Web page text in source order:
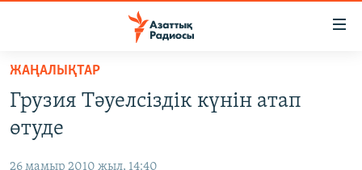
Skip
main
content
to
САЯСАТ
AZATTYQTV
ЖАҢАЛЫҚТАР
Грузия Тәуелсіздік күнін атап
өтуде
26 мамыр 2010 жыл, 14:40